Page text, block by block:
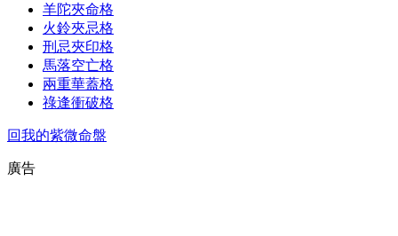
羊陀夾命格
火鈴夾忌格
刑忌夾印格
馬落空亡格
兩重華蓋格
祿逢衝破格
回我的紫微命盤
廣告